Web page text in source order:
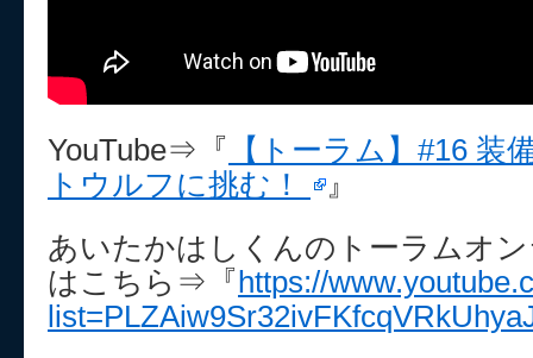
YouTube⇒『
【トーラム】#16 装
トウルフに挑む！
』
あいたかはしくんのトーラムオ
はこちら⇒『 https://